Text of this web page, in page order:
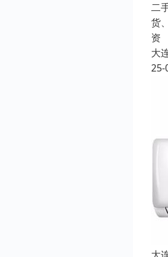
二
货
资
大
25-